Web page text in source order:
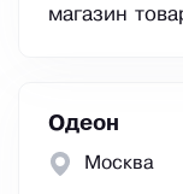
магазин
Одеон
Москва